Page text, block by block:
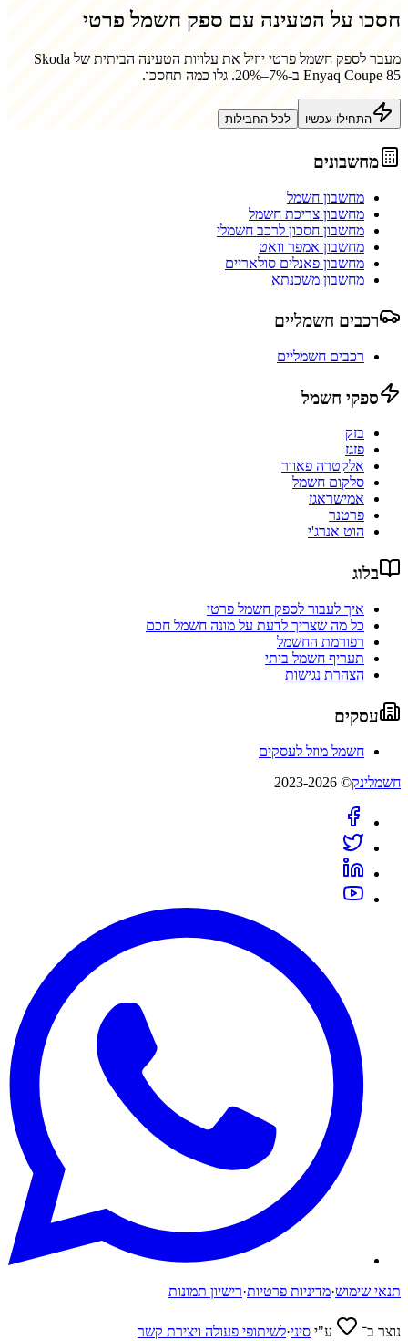
חסכו על הטעינה עם ספק חשמל פרטי
מעבר לספק חשמל פרטי יוזיל את עלויות הטעינה הביתית של Skoda
Enyaq Coupe 85 ב-7%–20%. גלו כמה תחסכו.
התחילו עכשיו לכל החבילות
מחשבונים
מחשבון חשמל
מחשבון צריכת חשמל
מחשבון חסכון לרכב חשמלי
מחשבון אמפר וואט
מחשבון פאנלים סולאריים
מחשבון משכנתא
רכבים חשמליים
רכבים חשמליים
ספקי חשמל
בזק
פזגז
אלקטרה פאוור
סלקום חשמל
אמישראגז
פרטנר
הוט אנרג'י
בלוג
איך לעבור לספק חשמל פרטי
כל מה שצריך לדעת על מונה חשמל חכם
רפורמת החשמל
תעריף חשמל ביתי
הצהרת נגישות
עסקים
חשמל מוזל לעסקים
חשמלינק© 2023-2026
תנאי שימוש·מדיניות פרטיות·רישיון תמונות
נוצר ב־ ע"י סיני·לשיתופי פעולה ויצירת קשר